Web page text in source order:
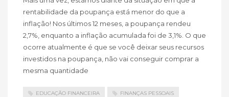
rentabilidade da poupança está menor do que a
inflação! Nos últimos 12 meses, a poupança rendeu
2,7%, enquanto a inflação acumulada foi de 3,1%. O que
ocorre atualmente é que se você deixar seus recursos
investidos na poupança, não vai conseguir comprar a
mesma quantidade
EDUCAÇÃO FINANCEIRA FINANÇAS PESSOAIS